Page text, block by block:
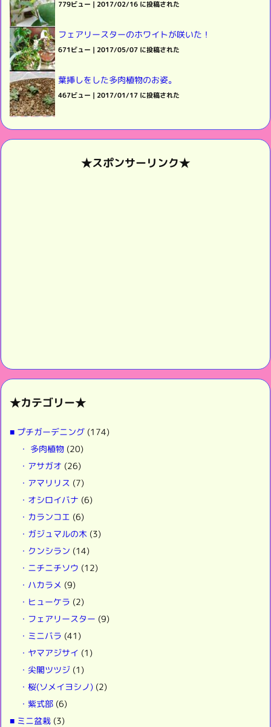
779ビュー | 2017/02/16 に投稿された
フェアリースターのホワイトが咲いた！
671ビュー | 2017/05/07 に投稿された
葉挿しをした多肉植物のお姿。
467ビュー | 2017/01/17 に投稿された
★スポンサーリンク★
★カテゴリー★
■ プチガーデニング (174)
・ 多肉植物 (20)
・アサガオ (26)
・アマリリス (7)
・オシロイバナ (6)
・カランコエ (6)
・ガジュマルの木 (3)
・クンシラン (14)
・ニチニチソウ (12)
・ハカラメ (9)
・ヒューケラ (2)
・フェアリースター (9)
・ミニバラ (41)
・ヤマアジサイ (1)
・尖閣ツツジ (1)
・桜(ソメイヨシノ) (2)
・紫式部 (6)
■ ミニ盆栽 (3)